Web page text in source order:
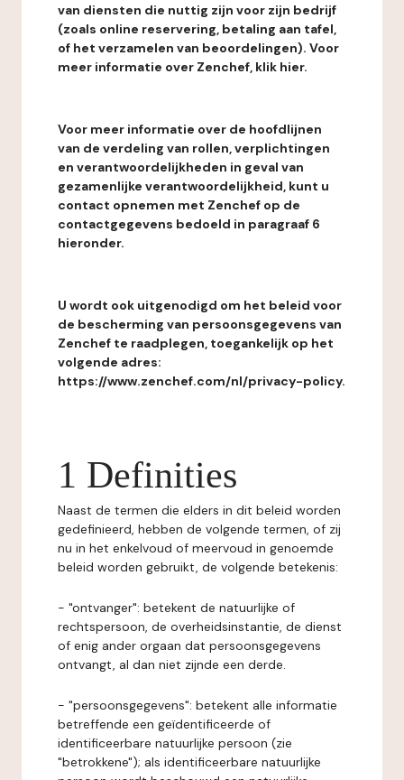
van diensten die nuttig zijn voor zijn bedrijf
(zoals online reservering, betaling aan tafel,
of het verzamelen van beoordelingen). Voor
meer informatie over Zenchef, klik hier.
Voor meer informatie over de hoofdlijnen
van de verdeling van rollen, verplichtingen
en verantwoordelijkheden in geval van
gezamenlijke verantwoordelijkheid, kunt u
contact opnemen met Zenchef op de
contactgegevens bedoeld in paragraaf 6
hieronder.
U wordt ook uitgenodigd om het beleid voor
de bescherming van persoonsgegevens van
Zenchef te raadplegen, toegankelijk op het
volgende adres:
https://www.zenchef.com/nl/privacy-policy.
1 Definities
Naast de termen die elders in dit beleid worden
gedefinieerd, hebben de volgende termen, of zij
nu in het enkelvoud of meervoud in genoemde
beleid worden gebruikt, de volgende betekenis:
- "ontvanger": betekent de natuurlijke of
rechtspersoon, de overheidsinstantie, de dienst
of enig ander orgaan dat persoonsgegevens
ontvangt, al dan niet zijnde een derde.
- "persoonsgegevens": betekent alle informatie
betreffende een geïdentificeerde of
identificeerbare natuurlijke persoon (zie
"betrokkene"); als identificeerbare natuurlijke